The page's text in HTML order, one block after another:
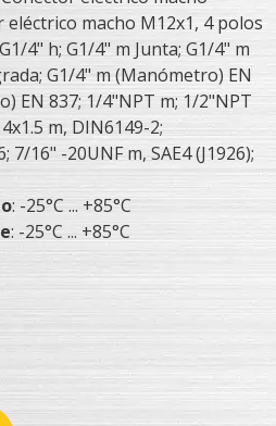
macho M12x1, 4 polos
4" h; G1/4" m Junta; G1/4" m
G1/4" m (Manómetro) EN
EN 837; 1/4"NPT m; 1/2"NPT
m, DIN6149-2;
16" -20UNF m, SAE4 (J1926);
: -25°C ... +85°C
: -25°C ... +85°C